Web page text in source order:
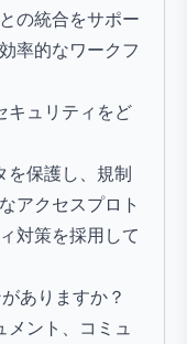
の統合をサポー
率的なワークフ
キュリティをど
を保護し、規制
アクセスプロト
対策を採用して
ありますか？
メント、コミュ